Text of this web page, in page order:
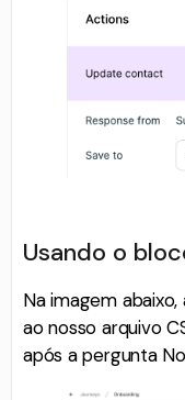
Usando o
Na imagem
ao nosso arquivo
após a pergunta